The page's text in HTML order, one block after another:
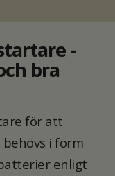
-
bra
för att
i form
enligt